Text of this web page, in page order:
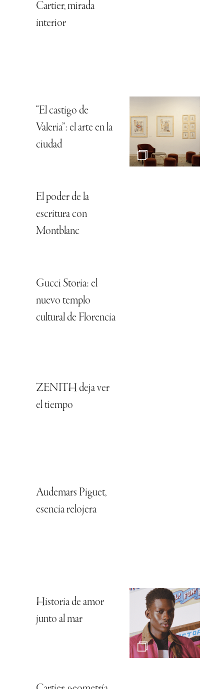
Cartier, mirada
interior
“El castigo de
Valeria”: el arte en la
ciudad
El poder de la
escritura con
Montblanc
Gucci Storia: el
nuevo templo
cultural de Florencia
ZENITH deja ver
el tiempo
Audemars Piguet,
esencia relojera
Historia de amor
junto al mar